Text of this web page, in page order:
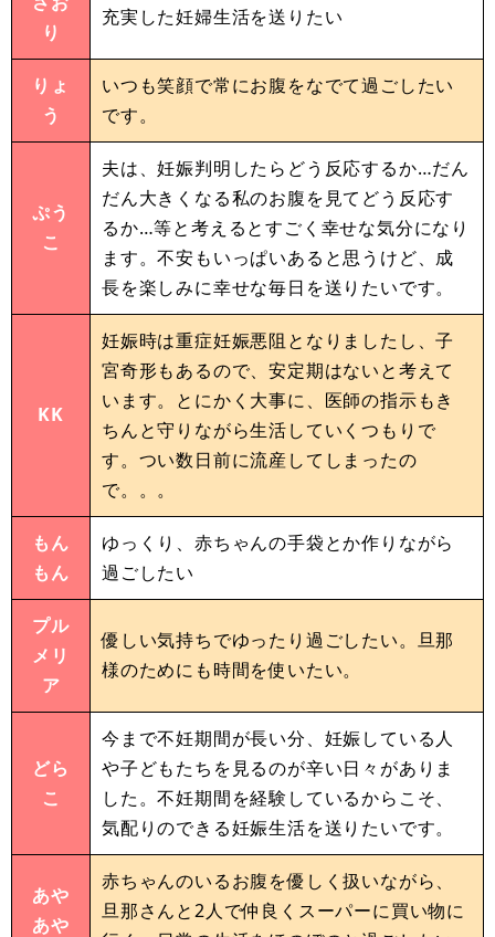
り
充実した妊婦生活を送りたい
りょ
う
いつも笑顔で常にお腹をなでて過ごしたい
です。
ぷう
こ
夫は、妊娠判明したらどう反応するか…だん
だん大きくなる私のお腹を見てどう反応す
るか…等と考えるとすごく幸せな気分になり
ます。不安もいっぱいあると思うけど、成
長を楽しみに幸せな毎日を送りたいです。
KK
妊娠時は重症妊娠悪阻となりましたし、子
宮奇形もあるので、安定期はないと考えて
います。とにかく大事に、医師の指示もき
ちんと守りながら生活していくつもりで
す。つい数日前に流産してしまったの
で。。。
もん
もん
ゆっくり、赤ちゃんの手袋とか作りながら
過ごしたい
プル
メリ
ア
優しい気持ちでゆったり過ごしたい。旦那
様のためにも時間を使いたい。
どら
こ
今まで不妊期間が長い分、妊娠している人
や子どもたちを見るのが辛い日々がありま
した。不妊期間を経験しているからこそ、
気配りのできる妊娠生活を送りたいです。
あや
あや
赤ちゃんのいるお腹を優しく扱いながら、
旦那さんと2人で仲良くスーパーに買い物に